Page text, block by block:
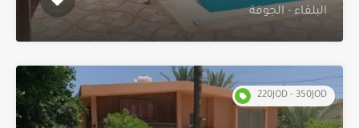
البلقاء - الجوفة
220JOD - 350JOD